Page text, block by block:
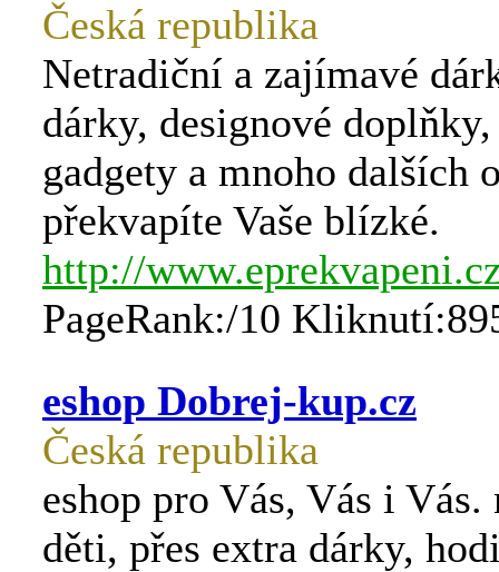
Česká republika
Netradiční a zajímavé
dárky, designové
gadgety a mnoho
překvapíte Vaše blízké.
http://
PageRank:/10
eshop Dobrej-kup.cz
Česká republika
eshop pro Vás, Vás i
děti, přes extra dárky,